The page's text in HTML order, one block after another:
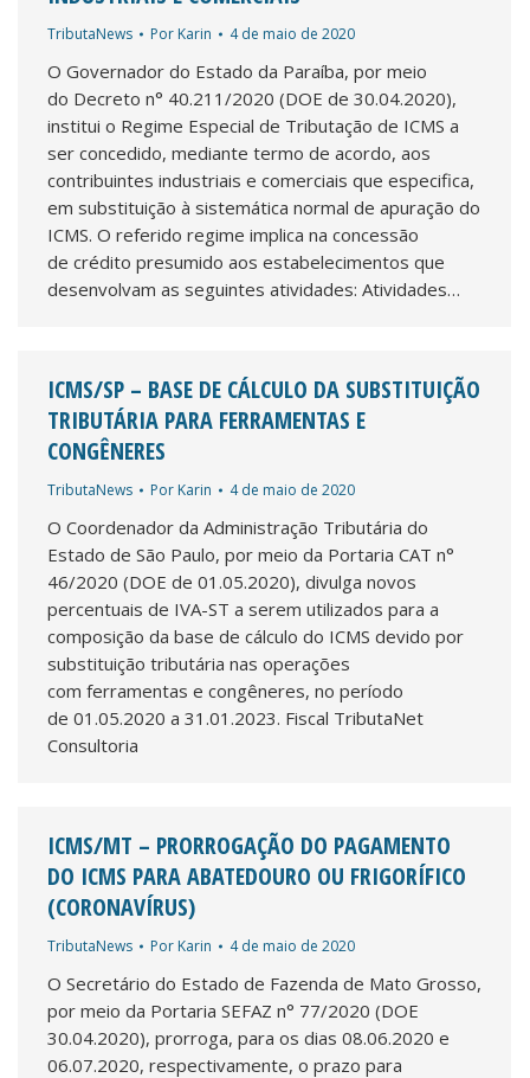
TributaNews Por Karin 4 de maio de 2020
O Governador do Estado da Paraíba, por meio
do Decreto n° 40.211/2020 (DOE de 30.04.2020),
institui o Regime Especial de Tributação de ICMS a
ser concedido, mediante termo de acordo, aos
contribuintes industriais e comerciais que especifica,
em substituição à sistemática normal de apuração do
ICMS. O referido regime implica na concessão
de crédito presumido aos estabelecimentos que
desenvolvam as seguintes atividades: Atividades…
ICMS/SP – BASE DE CÁLCULO DA SUBSTITUIÇÃO
TRIBUTÁRIA PARA FERRAMENTAS E
CONGÊNERES
TributaNews Por Karin 4 de maio de 2020
O Coordenador da Administração Tributária do
Estado de São Paulo, por meio da Portaria CAT n°
46/2020 (DOE de 01.05.2020), divulga novos
percentuais de IVA-ST a serem utilizados para a
composição da base de cálculo do ICMS devido por
substituição tributária nas operações
com ferramentas e congêneres, no período
de 01.05.2020 a 31.01.2023. Fiscal TributaNet
Consultoria
ICMS/MT – PRORROGAÇÃO DO PAGAMENTO
DO ICMS PARA ABATEDOURO OU FRIGORÍFICO
(CORONAVÍRUS)
TributaNews Por Karin 4 de maio de 2020
O Secretário do Estado de Fazenda de Mato Grosso,
por meio da Portaria SEFAZ n° 77/2020 (DOE
30.04.2020), prorroga, para os dias 08.06.2020 e
06.07.2020, respectivamente, o prazo para